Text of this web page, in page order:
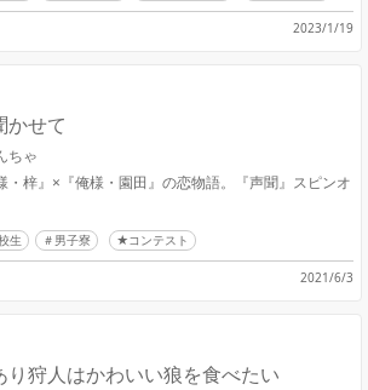
2023/1/19
かせて
ちゃ
・梓』×『俺様・園田』の恋物語。『声聞』スピンオ
生 男子寮 ★コンテスト
2021/6/3
り狩人はかわいい狼を食べたい